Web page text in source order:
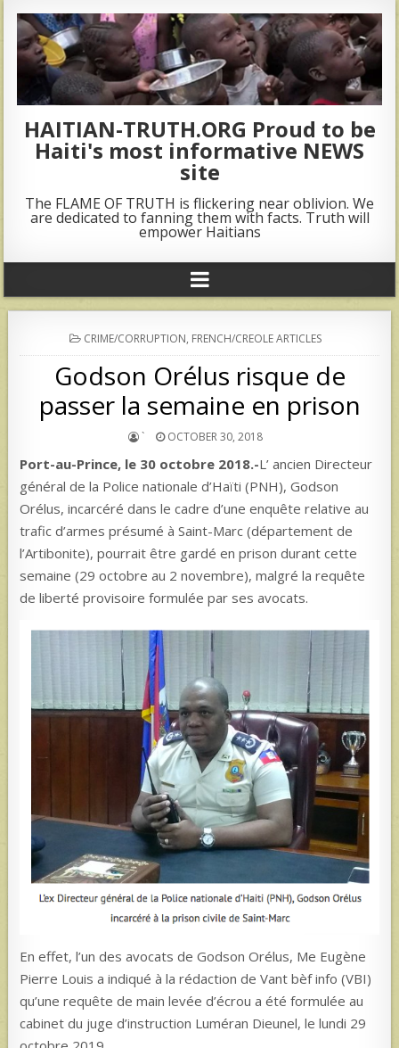
HAITIAN-TRUTH.ORG Proud to be
Haiti's most informative NEWS
site
The FLAME OF TRUTH is flickering near oblivion. We
are dedicated to fanning them with facts. Truth will
empower Haitians
POSTED
IN
CRIME/CORRUPTION, FRENCH/CREOLE ARTICLES
Godson Orélus risque de
passer la semaine en prison
` OCTOBER 30, 2018
Port-au-Prince, le 30 octobre 2018.-L’ ancien Directeur
général de la Police nationale d’Haïti (PNH), Godson
Orélus, incarcéré dans le cadre d’une enquête relative au
trafic d’armes présumé à Saint-Marc (département de
l’Artibonite), pourrait être gardé en prison durant cette
semaine (29 octobre au 2 novembre), malgré la requête
de liberté provisoire formulée par ses avocats.
En effet, l’un des avocats de Godson Orélus, Me Eugène
Pierre Louis a indiqué à la rédaction de Vant bèf info (VBI)
qu’une requête de main levée d’écrou a été formulée au
cabinet du juge d’instruction Luméran Dieunel, le lundi 29